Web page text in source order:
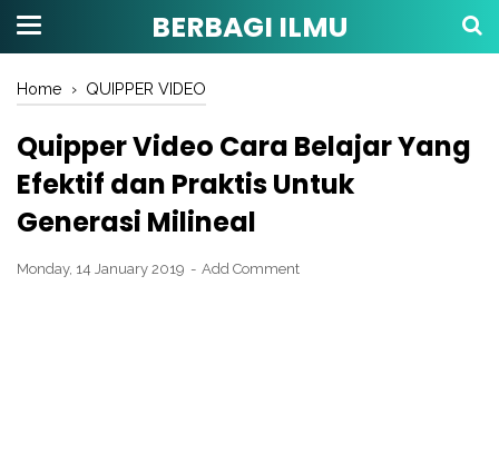
BERBAGI ILMU
Home › QUIPPER VIDEO
Quipper Video Cara Belajar Yang
Efektif dan Praktis Untuk
Generasi Milineal
Monday, 14 January 2019 Add Comment